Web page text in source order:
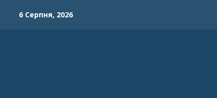
6 Серпня, 2026